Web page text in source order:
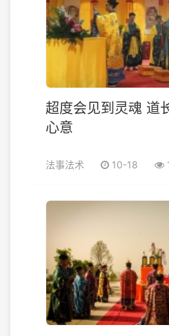
超度会见到灵魂 道
心意
法事法术 10-18